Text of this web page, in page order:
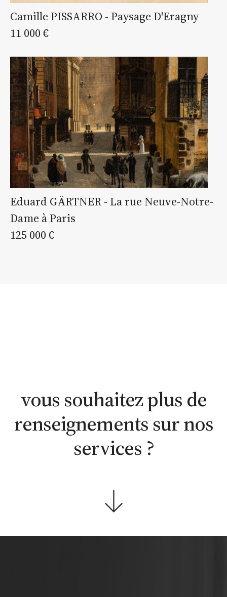
Camille PISSARRO - Paysage D'Eragny
11 000 €
Eduard GÄRTNER - La rue Neuve-Notre-
Dame à Paris
125 000 €
vous souhaitez plus de
renseignements sur nos
services ?